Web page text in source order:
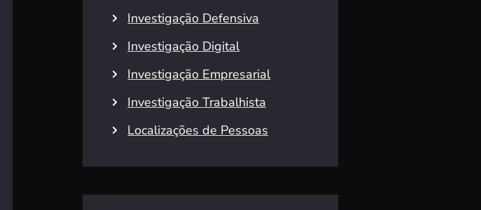
Investigação Defensiva
Investigação Digital
Investigação Empresarial
Investigação Trabalhista
Localizações de Pessoas